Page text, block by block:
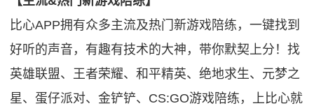
比心APP拥有众多主流及热门新游戏陪练，一键找到
好听的声音，有趣有技术的大神，带你默契上分！找
英雄联盟、王者荣耀、和平精英、绝地求生、元梦之
星、蛋仔派对、金铲铲、CS:GO游戏陪练，上比心就